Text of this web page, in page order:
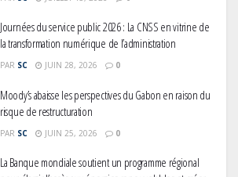
Journées du service public 2026 : La CNSS en vitrine de
la transformation numérique de l’administration
PAR SC JUIN 28, 2026 0
Moody’s abaisse les perspectives du Gabon en raison du
risque de restructuration
PAR SC JUIN 25, 2026 0
La Banque mondiale soutient un programme régional